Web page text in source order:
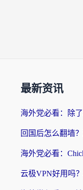
最新资讯